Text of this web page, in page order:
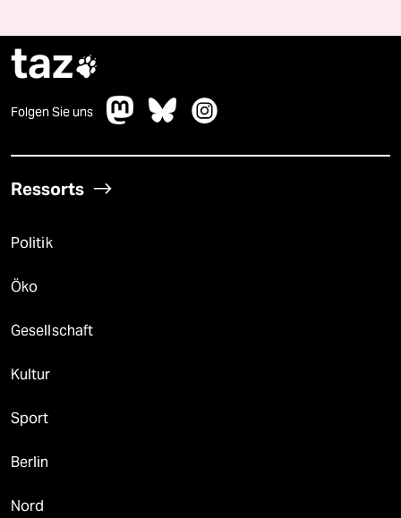
taz
Folgen Sie uns
Ressorts
Politik
Öko
Gesellschaft
Kultur
Sport
Berlin
Nord